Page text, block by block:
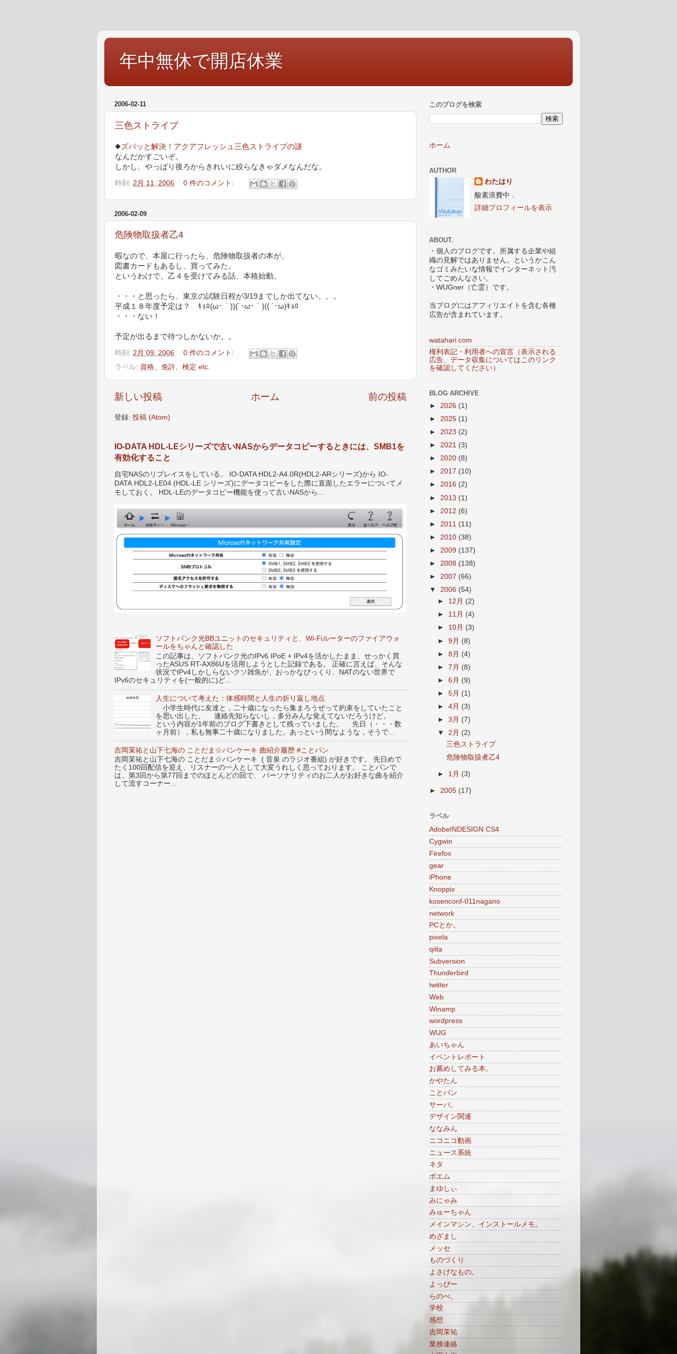
年中無休で開店休業
2006-02-11
三色ストライプ
◆ズバッと解決！アクアフレッシュ三色ストライプの謎
なんだかすごいぞ。
しかし、やっぱり後ろからきれいに絞らなきゃダメなんだな。
時刻: 2月 11, 2006 0 件のコメント:
2006-02-09
危険物取扱者乙4
暇なので、本屋に行ったら、危険物取扱者の本が。
図書カードもあるし、買ってみた。
というわけで、乙４を受けてみる話、本格始動。
・・・と思ったら、東京の試験日程が3/19までしか出てない。。。
平成１８年度予定は？ ｷｮﾛ(ω･｀))(´･ω･｀)(( ´･ω)ｷｮﾛ
・・・ない！
予定が出るまで待つしかないか。。
時刻: 2月 09, 2006
0 件のコメント:
ラベル: 資格、免許、検定 etc.
新しい投稿 前の投稿
ホーム
登録: 投稿 (Atom)
IO-DATA HDL-LEシリーズで古いNASからデータコピーするときには、SMB1を
有効化すること
自宅NASのリプレイスをしている。 IO-DATA HDL2-A4.0R(HDL2-ARシリーズ)から IO-
DATA HDL2-LE04 (HDL-LE シリーズ)にデータコピーをした際に直面したエラーについてメ
モしておく。 HDL-LEのデータコピー機能を使って古いNASから...
ソフトバンク光BBユニットのセキュリティと、Wi-Fiルーターのファイアウォ
ールをちゃんと確認した
この記事は、ソフトバンク光のIPv6 IPoE + IPv4を活かしたまま、せっかく買
ったASUS RT-AX86Uを活用しようとした記録である。 正確に言えば、そんな
状況でIPv4しかしらないクソ雑魚が、おっかなびっくり、NATのない世界で
IPv6のセキュリティを(一般的に)ど...
人生について考えた：体感時間と人生の折り返し地点
小学生時代に友達と，二十歳になったら集まろうぜって約束をしていたこと
を思い出した。 連絡先知らないし，多分みんな覚えてないだろうけど。
という内容が1年前のブログ下書きとして残っていました。 先日（・・・数
ヶ月前），私も無事二十歳になりました。あっという間なような，そうで...
吉岡茉祐と山下七海の ことだま☆パンケーキ 曲紹介履歴 #ことパン
吉岡茉祐と山下七海の ことだま☆パンケーキ ( 音泉 のラジオ番組) が好きです。 先日めで
たく100回配信を迎え、リスナーの一人として大変うれしく思っております。 ことパンで
は、第3回から第77回までのほとんどの回で、 パーソナリティのお二人がお好きな曲を紹介
して流すコーナー...
このブログを検索
ホーム
AUTHOR
わたはり
酸素浪費中．
詳細プロフィールを表示
ABOUT.
・個人のブログです。所属する企業や組
織の見解ではありません。というかこん
なゴミみたいな情報でインターネット汚
してごめんなさい。
・WUGner（亡霊）です。
当ブログにはアフィリエイトを含む各種
広告が含まれています。
watahari.com
権利表記・利用者への宣言（表示される
広告、データ収集についてはこのリンク
を確認してください）
BLOG ARCHIVE
► 2026 (1)
► 2025 (1)
► 2023 (2)
► 2021 (3)
► 2020 (8)
► 2017 (10)
► 2016 (2)
► 2013 (1)
► 2012 (6)
► 2011 (11)
► 2010 (38)
► 2009 (137)
► 2008 (138)
► 2007 (66)
▼ 2006 (54)
► 12月 (2)
► 11月 (4)
► 10月 (3)
►9月 (8)
►8月 (4)
►7月 (8)
►6月 (9)
►5月 (1)
►4月 (3)
►3月 (7)
▼2月 (2)
三色ストライプ
危険物取扱者乙4
► 1月 (3)
► 2005 (17)
ラベル
AdobeINDESIGN CS4
Cygwin
Firefox
gear
iPhone
Knoppix
kosenconf-011nagano
network
PCとか。
pixela
qiita
Subversion
Thunderbird
twitter
Web
Winamp
wordpress
WUG
あいちゃん
イベントレポート
お薦めしてみる本。
かやたん
ことパン
サーバ。
デザイン関連
ななみん
ニコニコ動画
ニュース系統
ネタ
ポエム
まゆしぃ
みにゃみ
みゅーちゃん
メインマシン、インストールメモ。
めざまし
メッセ
ものづくり
よさげなもの。
よっぴー
らのべ。
学校
感想
吉岡茉祐
業務連絡